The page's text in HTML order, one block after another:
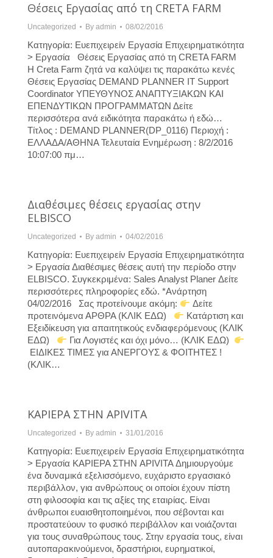
Θέσεις Εργασίας από τη CRETA FARM
Uncategorized By admin 08/02/2016
Κατηγορία: Ευεπιχειρείν Εργασία Επιχειρηματικότητα
> Εργασία Θέσεις Εργασίας από τη CRETA FARM
Η Creta Farm ζητά να καλύψει τις παρακάτω κενές
Θέσεις Εργασίας DEMAND PLANNER IT Support
Coordinator ΥΠΕΥΘΥΝΟΣ ΑΝΑΠΤΥΞΙΑΚΩΝ ΚΑΙ
ΕΠΕΝΔΥΤΙΚΩΝ ΠΡΟΓΡΑΜΜΑΤΩΝ Δείτε
περισσότερα ανά ειδικότητα παρακάτω ή εδώ…
Τίτλος : DEMAND PLANNER(DP_0116) Περιοχή :
ΕΛΛΑΔΑ/ΑΘΗΝΑ Τελευταία Ενημέρωση : 8/2/2016
10:07:00 πμ…
Διαθέσιμες θέσεις εργασίας στην
ELBISCO
Uncategorized By admin 04/02/2016
Κατηγορία: Ευεπιχειρείν Εργασία Επιχειρηματικότητα
> Εργασία Διαθέσιμες θέσεις αυτή την περίοδο στην
ELBISCO. Συγκεκριμένα: Sales Analyst Planer Δείτε
περισσότερες πληροφορίες εδώ. *Ανάρτηση
04/02/2016 Σας προτείνουμε ακόμη:
Δείτε
προτεινόμενα ΑΡΘΡΑ (ΚΛΙΚ ΕΔΩ)
Κατάρτιση και
Εξειδίκευση για απαιτητικούς ενδιαφερόμενους (ΚΛΙΚ
ΕΔΩ)
Για Λογιστές και όχι μόνο… (ΚΛΙΚ ΕΔΩ)
ΕΙΔΙΚΕΣ ΤΙΜΕΣ για ΑΝΕΡΓΟΥΣ & ΦΟΙΤΗΤΕΣ !
(ΚΛΙΚ…
ΚΑΡΙΕΡΑ ΣΤΗΝ APIVITA
Uncategorized By admin 31/01/2016
Κατηγορία: Ευεπιχειρείν Εργασία Επιχειρηματικότητα
> Εργασία ΚΑΡΙΕΡΑ ΣΤΗΝ APIVITA Δημιουργούμε
ένα δυναμικά εξελισσόμενο, ευχάριστο εργασιακό
περιβάλλον, για ανθρώπους οι οποίοι έχουν πίστη
στη φιλοσοφία και τις αξίες της εταιρίας. Είναι
άνθρωποι ευαισθητοποιημένοι, που σέβονται και
προστατεύουν το φυσικό περιβάλλον και νοιάζονται
για τους συναθρώπους τους. Στην εργασία τους, είναι
αυτοπαρακινούμενοι, δραστήριοι, ευρηματικοί,